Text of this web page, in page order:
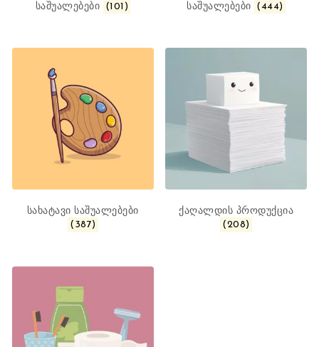
საშუალებები (101)
საშუალებები (444)
სახატავი საშუალებები
(387)
ქაღალდის პროდუქცია
(208)